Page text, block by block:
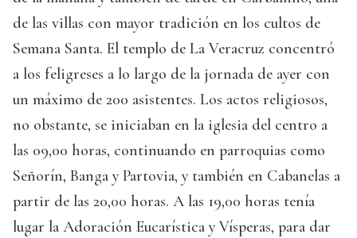
de las villas con mayor tradición en los cultos de
Semana Santa. El templo de La Veracruz concentró
a los feligreses a lo largo de la jornada de ayer con
un máximo de 200 asistentes. Los actos religiosos,
no obstante, se iniciaban en la iglesia del centro a
las 09,00 horas, continuando en parroquias como
Señorín, Banga y Partovia, y también en Cabanelas a
partir de las 20,00 horas. A las 19,00 horas tenía
lugar la Adoración Eucarística y Vísperas, para dar